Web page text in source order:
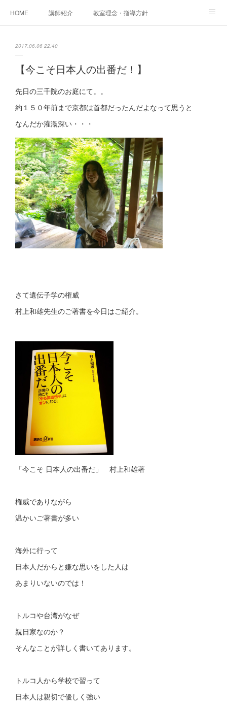
HOME 講師紹介 教室理念・指導方針
ご相談・体験レッスンお申し込み
アクセス
2017.06.06 22:40
【今こそ日本人の出番だ！】
先日の三千院のお庭にて。。
約１５０年前まで京都は首都だったんだよなって思うと
なんだか灌漑深い・・・
さて遺伝子学の権威
村上和雄先生のご著書を今日はご紹介。
「今こそ 日本人の出番だ」 村上和雄著
権威でありながら
温かいご著書が多い
海外に行って
日本人だからと嫌な思いをした人は
あまりいないのでは！
トルコや台湾がなぜ
親日家なのか？
そんなことが詳しく書いてあります。
トルコ人から学校で習って
日本人は親切で優しく強い